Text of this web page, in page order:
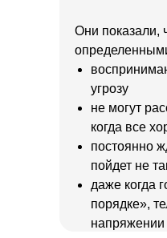
Они показали,
угрозу
не могут
когда все
постоянно
пойдет не
даже когда
порядке»,
напряжении